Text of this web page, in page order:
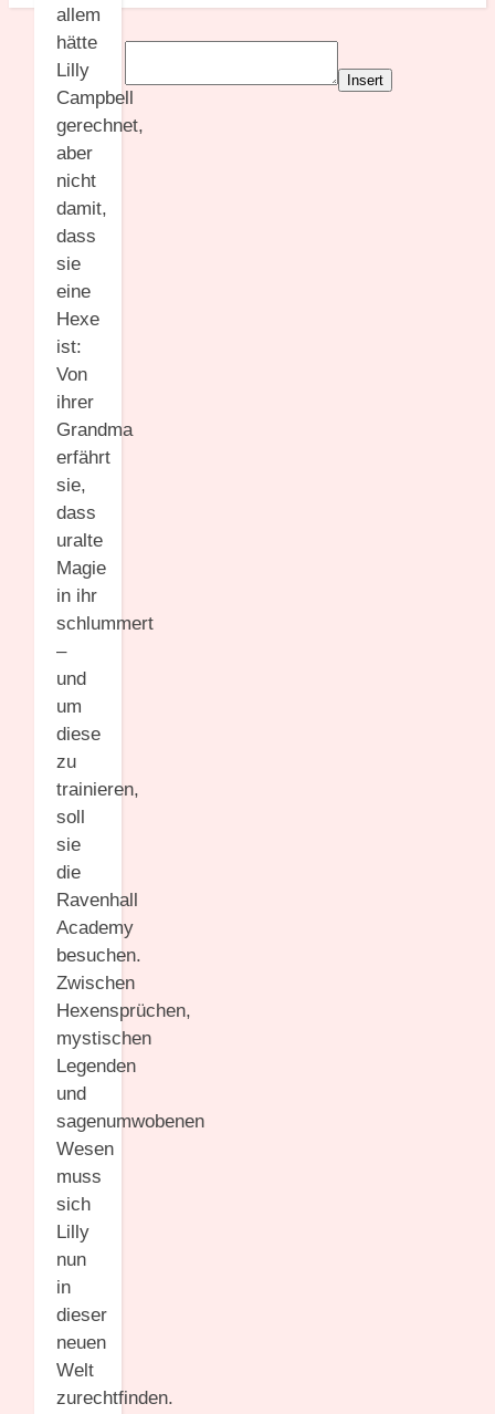
allem
hätte
Lilly
Campbell
gerechnet,
aber
nicht
damit,
dass
sie
eine
Hexe
ist:
Von
ihrer
Grandma
erfährt
sie,
dass
uralte
Magie
in ihr
schlummert
–
und
um
diese
zu
trainieren,
soll
sie
die
Ravenhall
Academy
besuchen.
Zwischen
Hexensprüchen,
mystischen
Legenden
und
sagenumwobenen
Wesen
muss
sich
Lilly
nun
in
dieser
neuen
Welt
zurechtfinden.
Insert